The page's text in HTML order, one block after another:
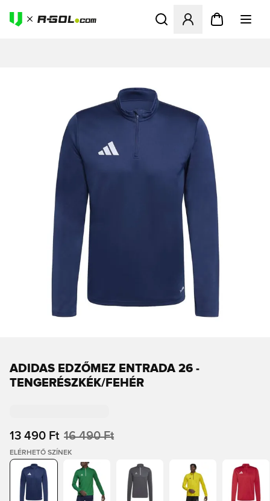
Megnyit egy modált a
ADIDAS EDZŐMEZ ENTRADA 26 -
TENGERÉSZKÉK/FEHÉR
13 490 Ft 16 490 Ft
ELÉRHETŐ SZÍNEK